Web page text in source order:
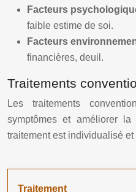
Facteurs
faible estime de soi.
Facteurs
financières, deuil.
Traitements
Les traitements
symptômes et améliorer
traitement est individualisé
Traitement